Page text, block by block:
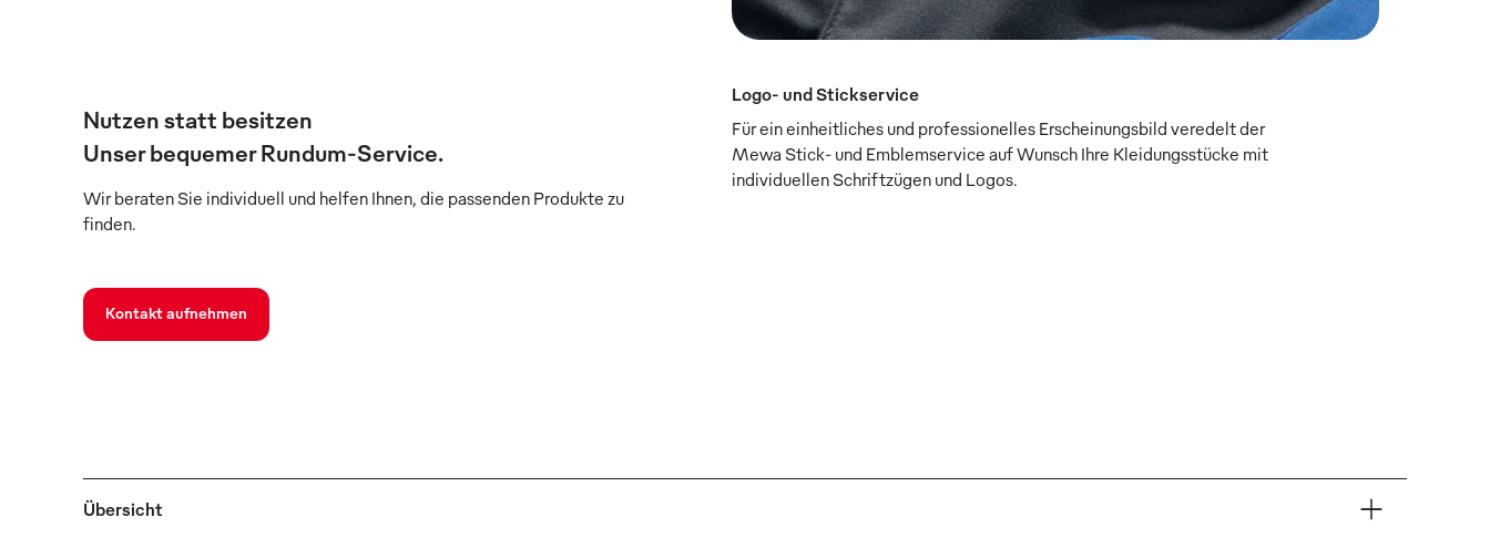
Nutzen statt besitzen
Unser bequemer Rundum-Service.
Wir beraten Sie individuell und helfen Ihnen, die passenden Produkte zu
finden.
Kontakt aufnehmen
Logo- und Stickservice
Für ein einheitliches und professionelles Erscheinungsbild veredelt der
Mewa Stick- und Emblemservice auf Wunsch Ihre Kleidungsstücke mit
individuellen Schriftzügen und Logos.
Übersicht